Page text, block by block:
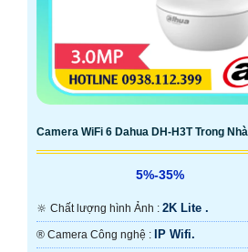
Camera WiFi 6 Dahua DH-H3T Trong Nhà
5%-35%
🔆 Chất lượng hình Ảnh : 2K Lite .
®️ Camera Công nghệ : IP Wifi.